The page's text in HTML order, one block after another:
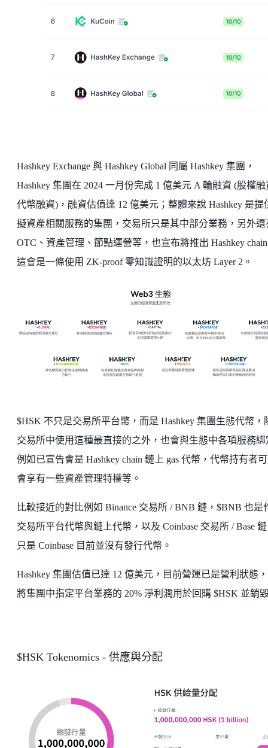
Hashkey Exchange 與 Hashkey Global 同屬 Hashkey 集團，
Hashkey 集團在 2024 一月份完成 1 億美元 A 輪融資 (股權
代幣融資)，融資估值達 12 億美元；整體來說 Hashkey 是提
擬資產相關服務的集團，交易所只是其中部分業務，另外還
OTC、資產管理、節點運營等，也宣布將推出 Hashkey
這會是一條使用 ZK-proof 零知識證明的以太坊 Layer 2。
$HSK 不只是交易所平台幣，而是 Hashkey 集團生態代幣，
交易所中使用這種最直接的之外，也會與生態中各項服務綁
例如已宣告會是 Hashkey chain 鏈上 gas 代幣，代幣持有者
會享有一些資產管理特權等。
比較接近的對比例如 Binance 交易所 / BNB 鏈，$BNB 也是
交易所平台代幣與鏈上代幣，以及 Coinbase 交易所 / Base
只是 Coinbase 目前並沒有發行代幣。
Hashkey 集團估值已達 12 億美元，目前營運已是營利狀態
將集團中指定平台業務的 20% 淨利潤用於回購 $HSK 並銷
$HSK Tokenomics - 供應與分配